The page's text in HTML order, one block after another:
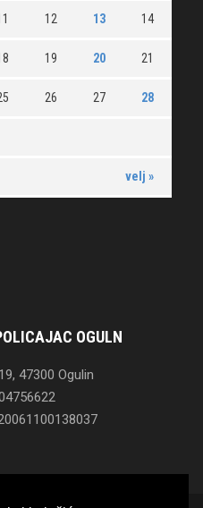
velj »
12 13 14
19 20 21
26 27 28
OGULN
47300 Ogulin